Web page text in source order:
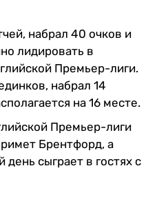
набрал 40 очков и
лидировать в
Премьер-лиги.
набрал 14
на 16 месте.
Премьер-лиги
Брентфорд, а
сыграет в гостях с